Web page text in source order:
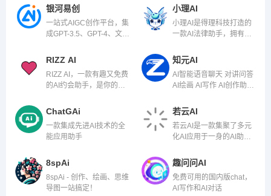
银河易创
一站式AIGC创作平台，集
成GPT-3.5、GPT-4、文心
Midjourney、DallE等绘
和AI PPT等功能！
小理AI
小理AI是得理科技打造的
一款AI法律助手，拥有法
理解能力。
RIZZ AI
RIZZ AI，一款有趣又免费
的AI约会助手，是你的约
知元AI
AI智能语音聊天 对讲问答
AI绘画 AI写作 AI创作助手
ChatGAi
一款集成先进AI技术的全
能应用助手
若云AI
若云AI是一款集聚了多元
化AI应用于一身的AI助
创作高效，提供多样素材
与建议。一个可以为您提
供智能创作和绘画功能的
全新工具
8spAi
8spAi - 创作、绘画、思维
导图一站搞定！
趣问问AI
免费可用的国内版chat，
AI写作和AI对话